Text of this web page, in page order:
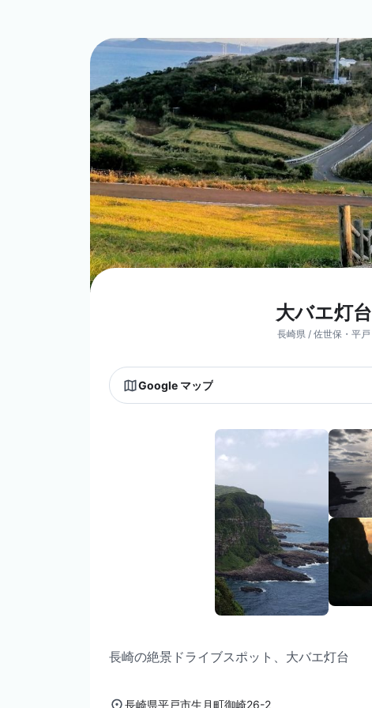
大バエ灯台
長崎県 / 佐世保・平戸
Google マップ
長崎の絶景ドライブスポット、大バエ灯台
長崎県平戸市生月町御崎26-2